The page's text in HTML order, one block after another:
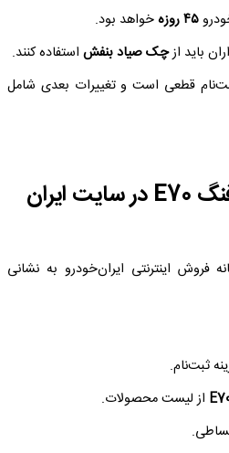
۴۵ روزه
خواهد بود.
باید ازچک صیاد بنفش استفاده کنند.
قطعی است و تغییرات بعدی شامل
نحوه ثبت‌نام دانگ فنگ E70 در سایت ایران
فروش اینترنتی ایران‌خودرو به نشانی
ثبت‌نام.
از لیست محصولات.